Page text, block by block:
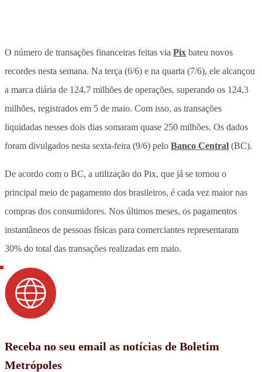
O número de transações financeiras feitas via Pix bateu novos
recordes nesta semana. Na terça (6/6) e na quarta (7/6), ele alcançou
a marca diária de 124,7 milhões de operações, superando os 124,3
milhões, registrados em 5 de maio. Com isso, as transações
liquidadas nesses dois dias somaram quase 250 milhões. Os dados
foram divulgados nesta sexta-feira (9/6) pelo Banco Central (BC).
De acordo com o BC, a utilização do Pix, que já se tornou o
principal meio de pagamento dos brasileiros, é cada vez maior nas
compras dos consumidores. Nos últimos meses, os pagamentos
instantâneos de pessoas físicas para comerciantes representaram
30% do total das transações realizadas em maio.
Receba no seu email as notícias de Boletim
Metrópoles